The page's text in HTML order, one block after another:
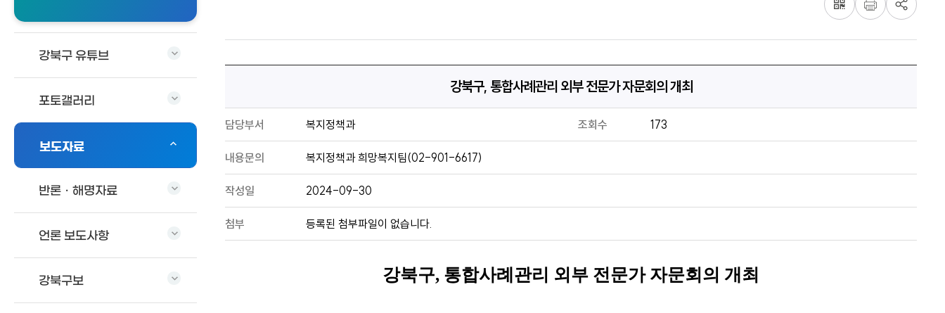
강북구 유튜브
포토갤러리
보도자료
반론ㆍ해명자료
언론 보도사항
강북구보
강북구, 통합사례관리 외부 전문가 자문회의 개최
담당부서 복지정책과 조회수 173
내용문의 복지정책과 희망복지팀(02-901-6617)
작성일 2024-09-30
첨부 등록된 첨부파일이 없습니다.
강북구, 통합사례관리 외부 전문가 자문회의 개최